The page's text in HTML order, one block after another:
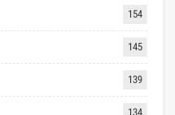
154
145
139
134